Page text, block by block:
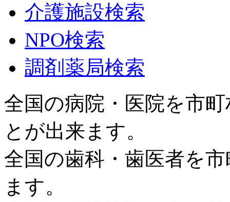
介護施設検索
NPO検索
調剤薬局検索
全国の病院・医院を市
とが出来ます。
全国の歯科・歯医者を
ます。